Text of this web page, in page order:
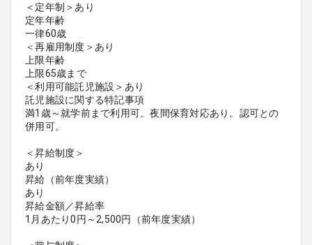
＜定年制＞あり
定年年齢
一律60歳
＜再雇用制度＞あり
上限年齢
上限65歳まで
＜利用可能託児施設＞あり
託児施設に関する特記事項
満1歳～就学前まで利用可。夜間保育対応あり。認可との
併用可。
＜昇給制度＞
あり
昇給（前年度実績）
あり
昇給金額／昇給率
1月あたり0円～2,500円（前年度実績）